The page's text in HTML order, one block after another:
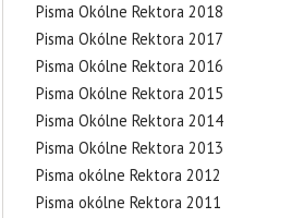
Pisma Okólne Rektora 2018
Pisma Okólne Rektora 2017
Pisma Okólne Rektora 2016
Pisma Okólne Rektora 2015
Pisma Okólne Rektora 2014
Pisma Okólne Rektora 2013
Pisma okólne Rektora 2012
Pisma okólne Rektora 2011